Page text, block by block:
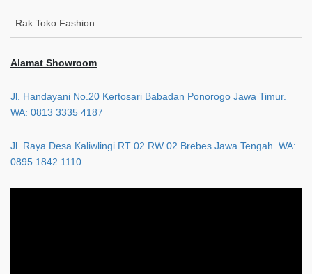
Rak Toko Fashion
Alamat Showroom
Jl. Handayani No.20 Kertosari Babadan Ponorogo Jawa Timur.
WA: 0813 3335 4187
Jl. Raya Desa Kaliwlingi RT 02 RW 02 Brebes Jawa Tengah. WA:
0895 1842 1110